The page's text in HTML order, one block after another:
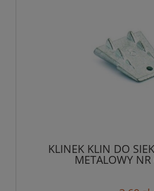
KLINEK KLIN DO
METALOWY